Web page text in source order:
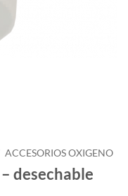
ACCESORIOS OXIGENO
desechable